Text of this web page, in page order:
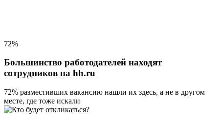
72%
Большинство работодателей находят
сотрудников на hh.ru
72% разместивших вакансию нашли их здесь, а не в другом
месте, где тоже искали